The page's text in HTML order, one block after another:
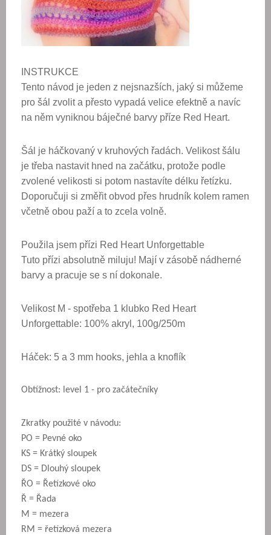
INSTRUKCE
Tento návod je jeden z nejsnazších, jaký si můžeme
pro šál zvolit a přesto vypadá velice efektně a navíc
na něm vyniknou báječné barvy příze Red Heart.
Šál je háčkovaný v kruhových řadách. Velikost šálu
je třeba nastavit hned na začátku, protože podle
zvolené velikosti si potom nastavíte délku řetízku.
Doporučuji si změřit obvod přes hrudník kolem ramen
včetně obou paží a to zcela volně.
Použila jsem přízi Red Heart Unforgettable
Tuto přízi absolutně miluju! Mají v zásobě nádherné
barvy a pracuje se s ní dokonale.
Velikost M - spotřeba 1 klubko Red Heart
Unforgettable: 100% akryl, 100g/250m
Háček: 5 a 3 mm hooks, jehla a knoflík
Obtížnost: level 1 - pro začátečníky
Zkratky použité v návodu:
PO = Pevné oko
KS = Krátký sloupek
DS = Dlouhý sloupek
ŘO = Řetízkové oko
Ř = Řada
M = mezera
RM = řetízková mezera